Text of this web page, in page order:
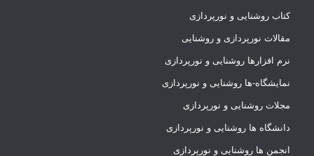
کتاب روشنایی و نورپردازی
مقالات نورپردازی و روشنایی
نرم افزارها روشنایی و نورپردازی
نمایشگاه-ها روشنایی و نورپردازی
مجلات روشنایی و نورپردازی
دانشگاه ها روشنایی و نورپردازی
انجمن ها روشنایی و نورپردازی